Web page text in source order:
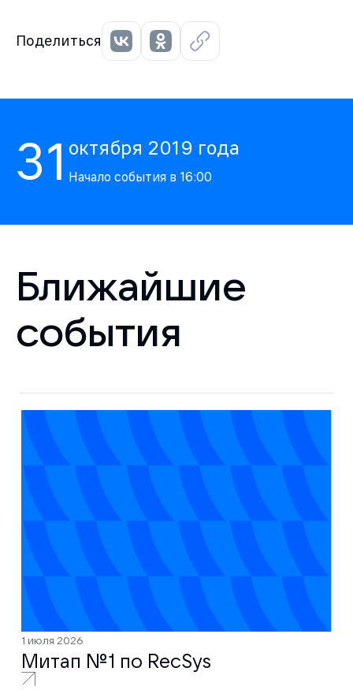
Поделиться
31 октября 2019 года
Начало события в 16:00
Ближайшие
события
1 июля 2026
Митап № 1 по RecSys